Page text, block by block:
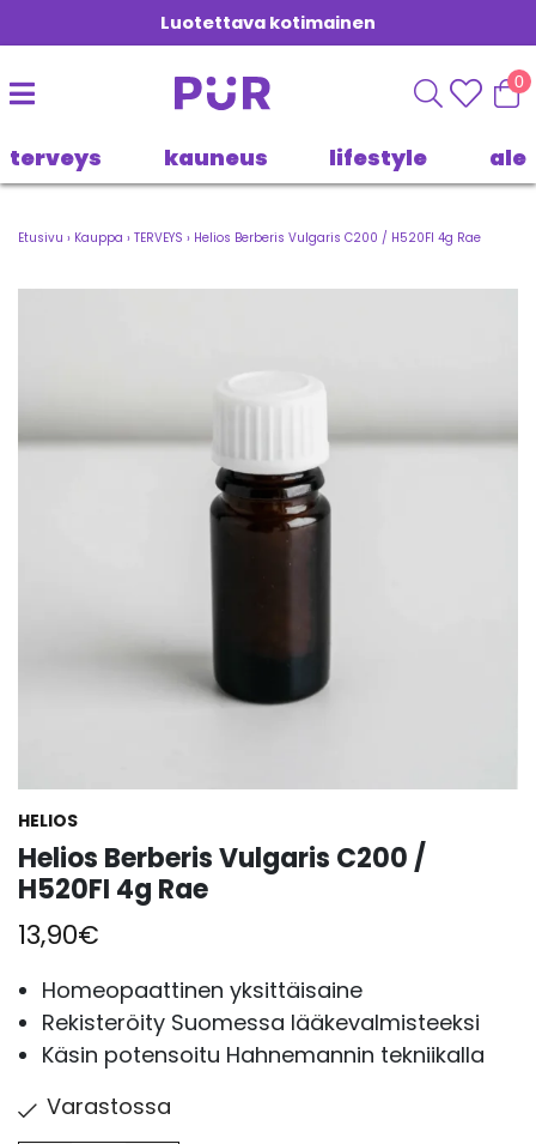
Luotettava kotimainen
0
terveys kauneus lifestyle ale
Etusivu › Kauppa › TERVEYS › Helios Berberis Vulgaris C200 / H520FI 4g Rae
HELIOS
Helios Berberis Vulgaris C200 /
H520FI 4g Rae
13,90€
Homeopaattinen yksittäisaine
Rekisteröity Suomessa lääkevalmisteeksi
Käsin potensoitu Hahnemannin tekniikalla
Varastossa